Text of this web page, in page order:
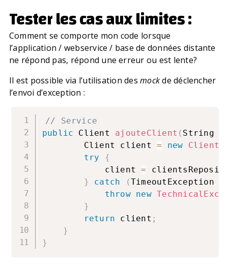
Tester les cas aux limites :
Comment se comporte mon code lorsque
l’application / webservice / base de données distante
ne répond pas, répond une erreur ou est lente?
Il est possible via l’utilisation desmockde déclencher
l’envoi d’exception :
// Service
public Client ajouteClient ( String
        Client client
= new Client
try
{
            client
=
}
catch (TimeoutException
throw new
}
return client ;
}
}